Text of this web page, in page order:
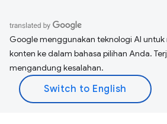
Google menggunakan teknologi AI
konten ke dalam bahasa pilihan Anda.
mengandung kesalahan.